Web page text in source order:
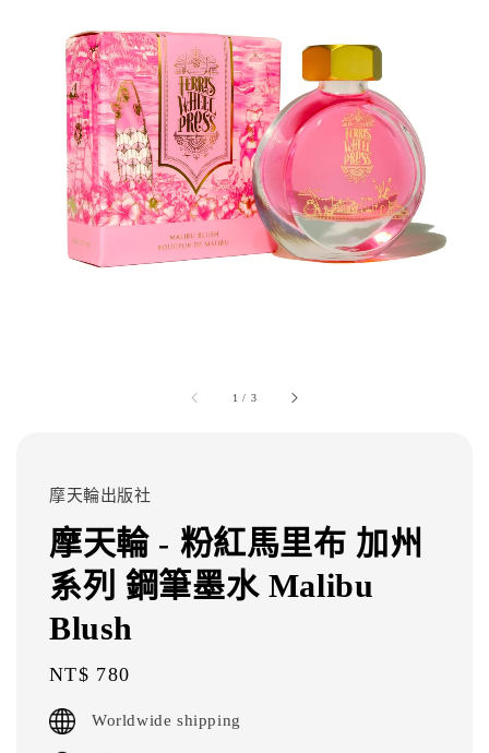
1 / 3
摩天輪出版社
摩天輪 - 粉紅馬里布 加州
系列 鋼筆墨水 Malibu
Blush
Regular
price
NT$ 780
Worldwide shipping